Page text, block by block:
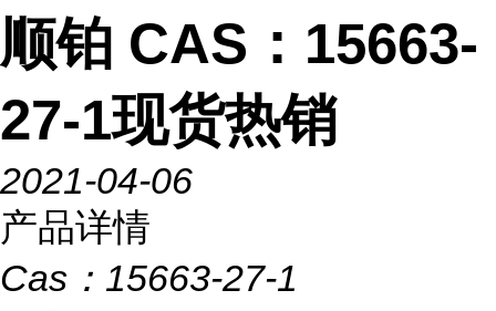
顺铂 CAS：15663-
27-1现货热销
2021-04-06
产品详情
Cas： 15663-27-1